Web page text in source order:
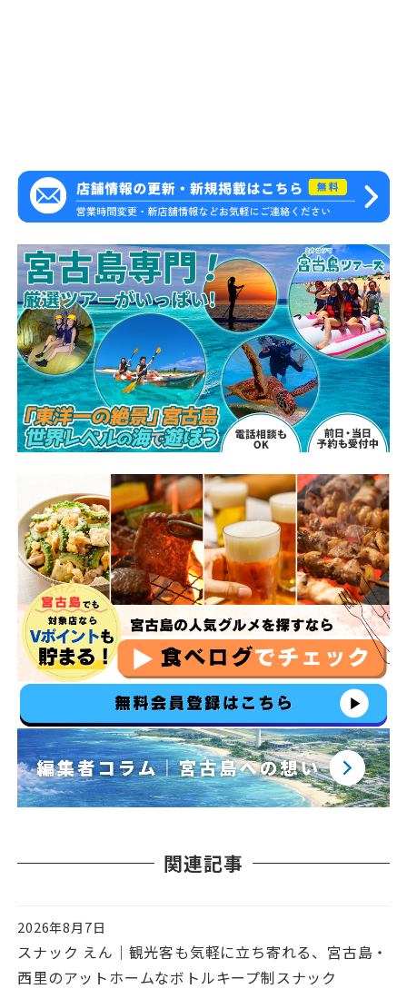
関連記事
投稿日
2026年8月7日
スナック えん｜観光客も気軽に立ち寄れる、宮古島・
西里のアットホームなボトルキープ制スナック